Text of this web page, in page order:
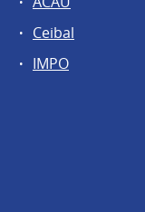
Ceibal
IMPO